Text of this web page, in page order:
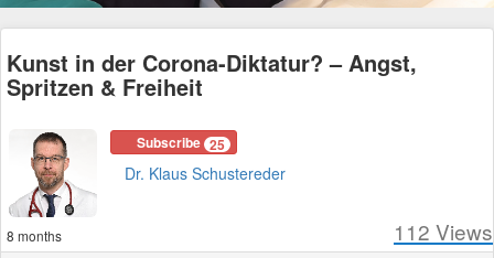
Video
Kunst in der Corona-Diktatur? – Angst,
Spritzen & Freiheit
Subscribe 25
Dr. Klaus Schustereder
8 months 112 Views